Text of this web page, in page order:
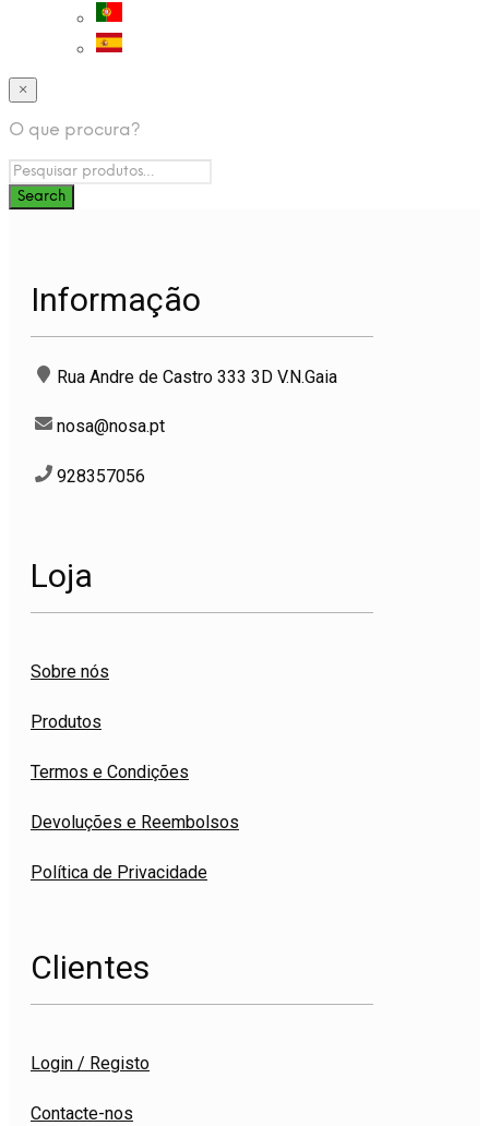
×
O que procura?
Informação
Rua Andre de Castro 333 3D V.N.Gaia
nosa@nosa.pt
928357056
Loja
Sobre nós
Produtos
Termos e Condições
Devoluções e Reembolsos
Política de Privacidade
Clientes
Login / Registo
Contacte-nos